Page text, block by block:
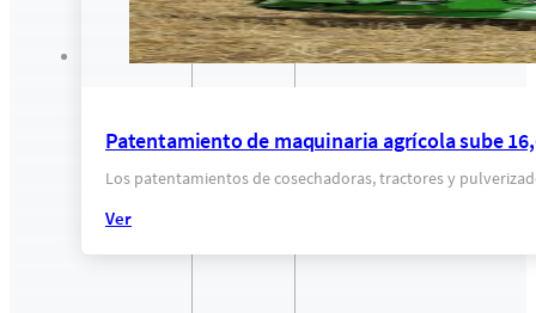
Patentamiento de maquinaria agrícola sube
Los patentamientos de cosechadoras, tractores y
Ver